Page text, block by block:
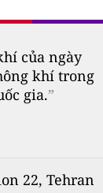
của ngày
khí trong
gia.”
22, Tehran